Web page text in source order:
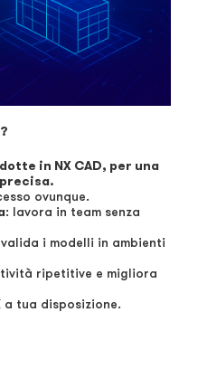
in NX CAD, per una
ovunque.
: lavora in team senza
i modelli in ambienti
ripetitive e migliora
tua disposizione.